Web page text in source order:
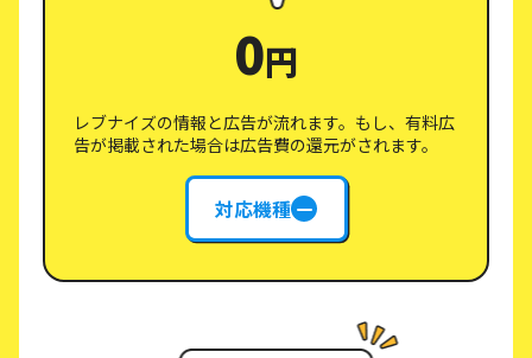
0円
レブナイズの情報と広告が流れます。もし、有料広
告が掲載された場合は広告費の還元がされます。
対応機種